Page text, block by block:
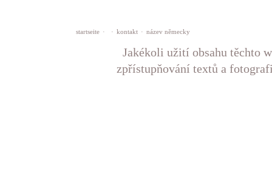
startseite · · kontakt · název německy
Jakékoli užití obsahu těchto
zpřístupňování textů a